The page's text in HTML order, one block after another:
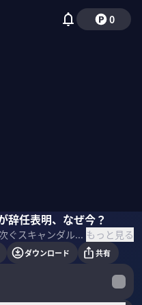
0
辞任表明、なぜ今？
地方選大敗や相次ぐスキャンダルに加え、首相の後任候補ともされる人物が首相になる資格要件を満たしたことが最終的な決断の理由なのか？イギリス政治に詳しい東京外語大・若松邦弘教授が分析する。 ＜ゲスト＞ 若松邦弘｜東京外国語大学 教授 東京大学卒業、イギリス・ウォーリック大学大学院修了、政治学博士。西欧諸国との比較の視点でイギリス政治を研究。とくに政党政治を、階層、民族性、地域性等、社会の多層性との関係から分析している。 もっと見る
ダウンロード 共有